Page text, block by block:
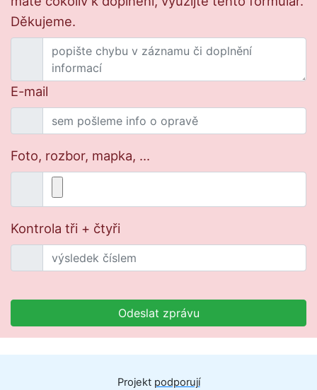
Děkujeme.
E-mail
Foto, rozbor, mapka, ...
Kontrola tři + čtyři
Odeslat zprávu
Projekt podporují